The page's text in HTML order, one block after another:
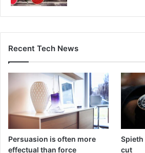
Recent Tech News
Persuasion is often more
effectual than force
cut